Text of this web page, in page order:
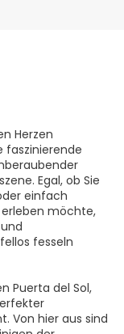
Herzen
faszinierende
Egal, ob Sie
einfach
erleben möchte,
fesseln
Puerta del Sol,
Von hier aus sind